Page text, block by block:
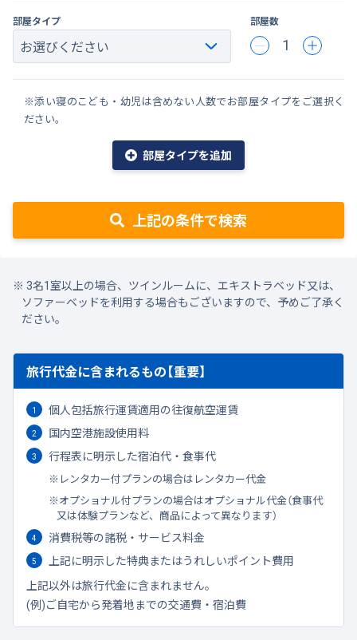
部屋タイプ 部屋数
1
※添い寝のこども・幼児は含めない人数でお部屋タイプをご選択く
ださい。
部屋タイプを追加
上記の条件で検索
3名1室以上の場合、ツインルームに、エキストラベッド又は、
ソファーベッドを利用する場合もございますので、予めご了承く
ださい。
旅行代金に含まれるもの【重要】
個人包括旅行運賃適用の往復航空運賃
国内空港施設使用料
行程表に明示した宿泊代・食事代
レンタカー付プランの場合はレンタカー代金
オプショナル付プランの場合はオプショナル代金（食事代
又は体験プランなど、商品によって異なります）
消費税等の諸税・サービス料金
上記に明示した特典またはうれしいポイント費用
上記以外は旅行代金に含まれません。
(例)ご自宅から発着地までの交通費・宿泊費